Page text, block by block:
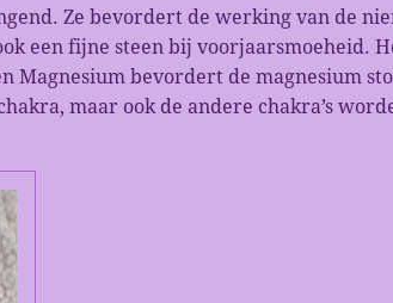
Ze bevordert de werking van de
een fijne steen bij voorjaarsmoeheid.
Magnesium bevordert de magnesium
maar ook de andere chakra’s